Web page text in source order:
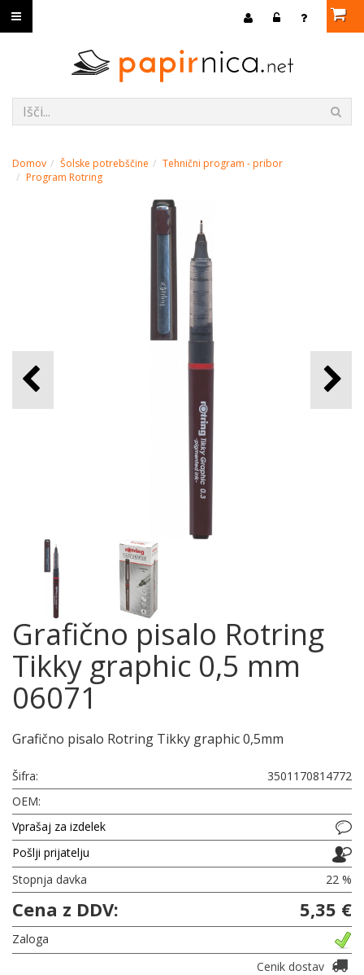
Domov Šolske potrebščine
Tehnični program - pribor
Program Rotring
Grafično pisalo Rotring
Tikky graphic 0,5 mm
06071
Grafično pisalo Rotring Tikky graphic 0,5mm
Šifra:
3501170814772
OEM:
Vprašaj za izdelek
Pošlji prijatelju
Stopnja davka
22 %
Cena z DDV: 5,35 €
Zaloga
Cenik dostav